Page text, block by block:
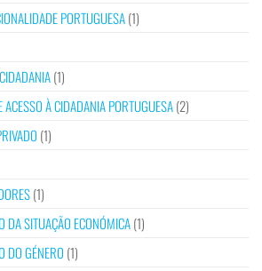
PORTUGUESA(1)
(1)
À CIDADANIA PORTUGUESA(2)
(1)
(1)
DA SITUAÇÃO ECONÓMICA(1)
DO GÉNERO (1)